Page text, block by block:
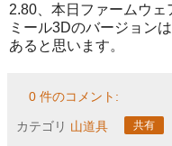
2.80、本日ファームウ
ミール3Dのバージョン
あると思います。
0 件のコメント:
カテゴリ 山道具 共有